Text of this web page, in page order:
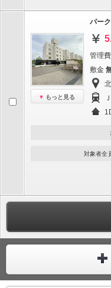
もっと見る
パー
管理
敷金
対象者全